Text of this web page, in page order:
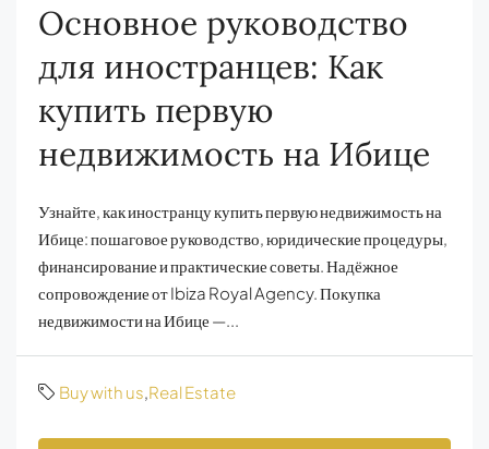
Основное руководство
для иностранцев: Как
купить первую
недвижимость на Ибице
Узнайте, как иностранцу купить первую недвижимость на
Ибице: пошаговое руководство, юридические процедуры,
финансирование и практические советы. Надёжное
сопровождение от Ibiza Royal Agency. Покупка
недвижимости на Ибице —...
Buy with us Real Estate